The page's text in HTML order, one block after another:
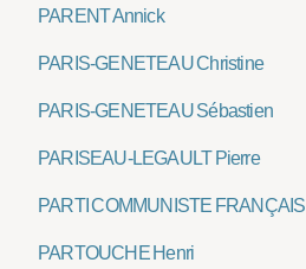
PARENT Annick
PARIS-GENETEAU Christine
PARIS-GENETEAU Sébastien
PARISEAU-LEGAULT Pierre
PARTI COMMUNISTE FRANÇAIS
PARTOUCHE Henri